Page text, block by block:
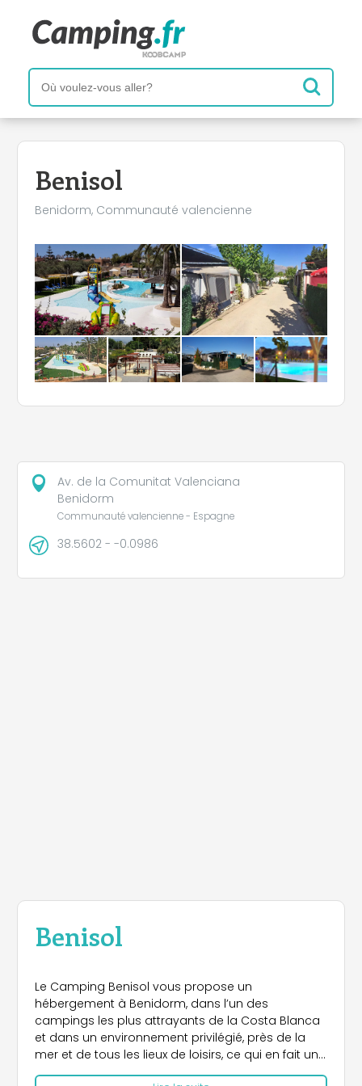
Benisol
Benidorm, Communauté valencienne
Benisol
Le Camping Benisol vous propose un
hébergement à Benidorm, dans l’un des
campings les plus attrayants de la Costa Blanca
et dans un environnement privilégié, près de la
mer et de tous les lieux de loisirs, ce qui en fait un
lieu de séjour inoubliable.
−
Av. de la Comunitat Valenciana
Benidorm
Communauté valencienne - Espagne
38.5602 - -0.0986